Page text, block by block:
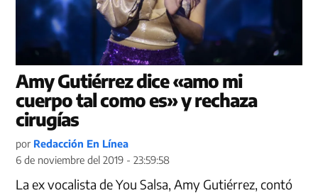
Amy Gutiérrez dice «amo mi
cuerpo tal como es» y rechaza
cirugías
por Redacción En Línea
6 de noviembre del 2019 - 23:59:58
La ex vocalista de You Salsa, Amy Gutiérrez, contó